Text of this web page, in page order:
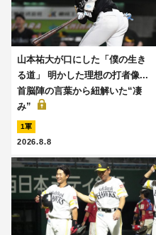
山本祐大が口にした「僕の生き
る道」 明かした理想の打者像...
首脳陣の言葉から紐解いた“凄
み”
1軍
2026.8.8